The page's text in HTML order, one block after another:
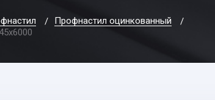
Профнастил оцинкованный